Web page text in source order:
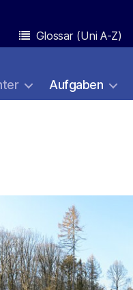
Glossar (Uni A-Z)
Aufgaben